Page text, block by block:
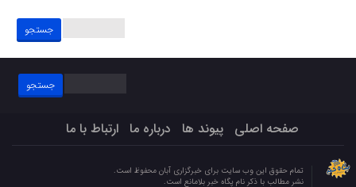
جستجو
برای:
جستجو
برای:
صفحه اصلی پیوند ها درباره ما ارتباط با ما
تمام حقوق این وب سایت برای خبرگزاری آبان محفوظ است.
نشر مطالب با ذکر نام پگاه خبر بلامانع است.